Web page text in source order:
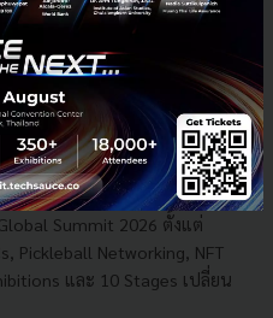
นงาน Techsauce Global
งรู้ก่อนไป!
Summit 2026 ตั้งแต่
Pickleball Networking, NFT
และ 10 Stages เปลี่ยน